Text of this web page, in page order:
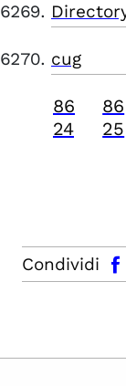
cug
86
24
86
25
Condividi
facebook